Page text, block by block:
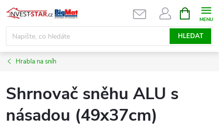
Přejít
na
obsah
HLEDAT
NÁKUPNÍ
KOŠÍK
Hrabla na sníh
Shrnovač sněhu ALU s
násadou (49x37cm)